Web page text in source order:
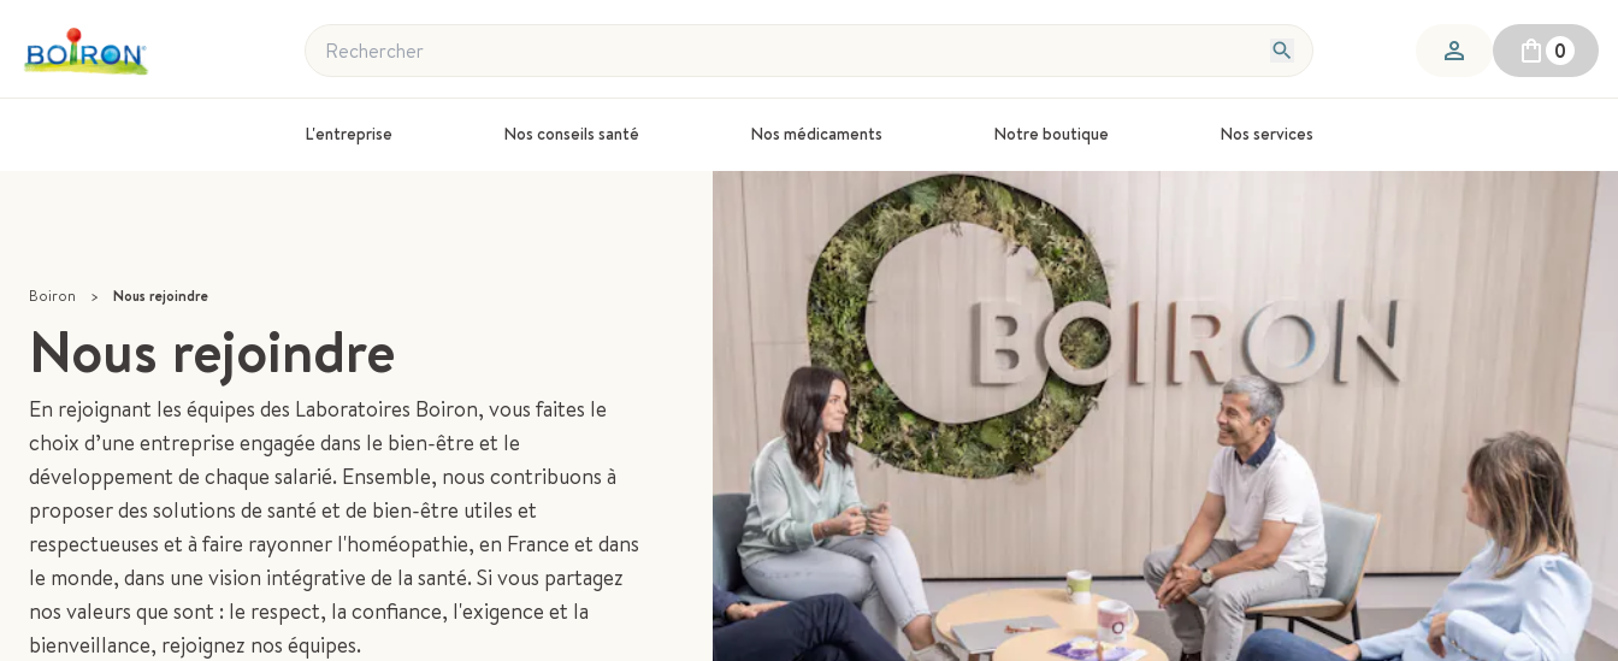
Rechercher 0
L'entreprise Nos conseils santé Nos médicaments Notre boutique Nos services
Boiron > Nous rejoindre
Nous rejoindre
En rejoignant les équipes des Laboratoires Boiron, vous faites le
choix d’une entreprise engagée dans le bien-être et le
développement de chaque salarié. Ensemble, nous contribuons à
proposer des solutions de santé et de bien-être utiles et
respectueuses et à faire rayonner l'homéopathie, en France et dans
le monde, dans une vision intégrative de la santé. Si vous partagez
nos valeurs que sont : le respect, la confiance, l'exigence et la
bienveillance, rejoignez nos équipes.